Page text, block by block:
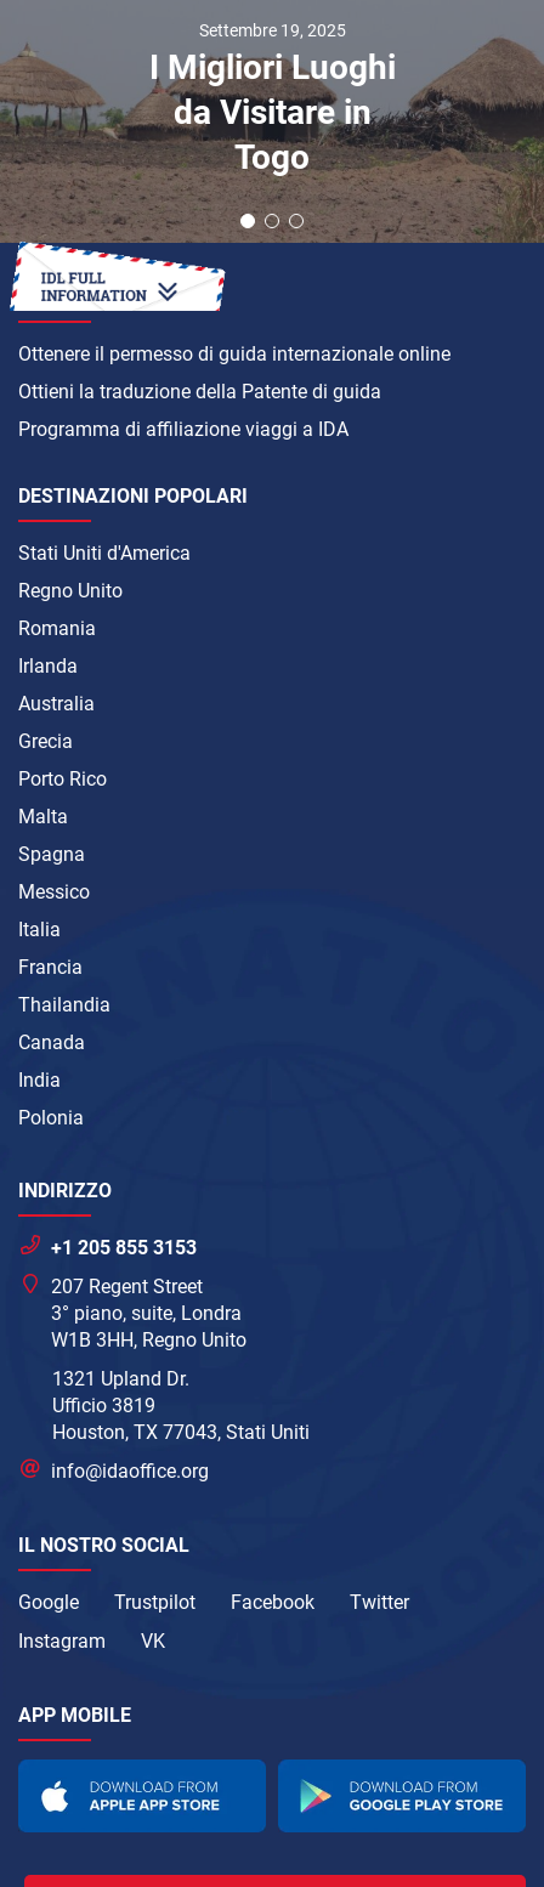
Settembre 19, 2025
I Migliori Luoghi
da Visitare in
Togo
COME
Ottenere il permesso di guida internazionale online
Ottieni la traduzione della Patente di guida
Programma di affiliazione viaggi a IDA
DESTINAZIONI POPOLARI
Stati Uniti d'America
Regno Unito
Romania
Irlanda
Australia
Grecia
Porto Rico
Malta
Spagna
Messico
Italia
Francia
Thailandia
Canada
India
Polonia
INDIRIZZO
+1 205 855 3153
207 Regent Street
3° piano, suite, Londra
W1B 3HH, Regno Unito
1321 Upland Dr.
Ufficio 3819
Houston, TX 77043, Stati Uniti
info@idaoffice.org
IL NOSTRO SOCIAL
Google Trustpilot Facebook
Twitter
Instagram
VK
APP MOBILE